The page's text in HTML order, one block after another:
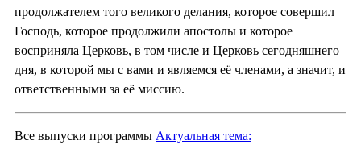
продолжателем того великого делания, которое совершил
Господь, которое продолжили апостолы и которое
восприняла Церковь, в том числе и Церковь сегодняшнего
дня, в которой мы с вами и являемся её членами, а значит, и
ответственными за её миссию.
Все выпуски программы Актуальная тема: